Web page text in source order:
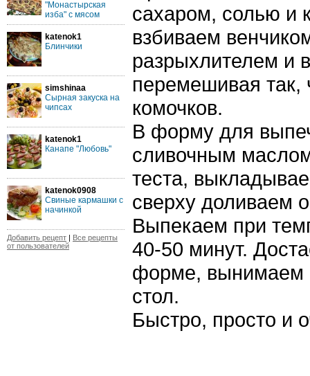
"Монастырская
изба" с мясом
katenok1
Блинчики
simshinaa
Сырная закуска на
чипсах
katenok1
Канапе "Любовь"
katenok0908
Свиные кармашки с
начинкой
Добавить рецепт | Все рецепты
от пользователей
сахаром, солью и
взбиваем
разрыхлителем и
перемешивая
комочков.
В форму для
сливочным
теста,
сверху доливаем
Выпекаем при
40-50 минут.
форме, вынимаем
стол.
Быстро, просто и